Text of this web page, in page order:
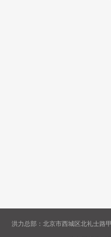
洪力总部：北京市西城区北礼士路